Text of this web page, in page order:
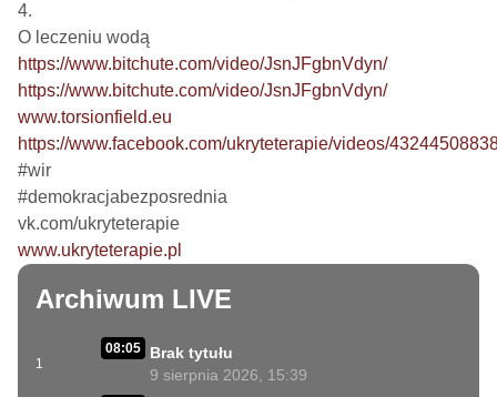
4.
https://www.bitchute.com/video/JsnJFgbnVdyn/
https://www.bitchute.com/video/JsnJFgbnVdyn/
www.torsionfield.eu
https://www.facebook.com/ukryteterapie/videos/
#wir
#demokracjabezposrednia
www.ukryteterapie.pl
Archiwum LIVE
1
08:05
Brak tytułu
9 sierpnia 2026, 15:39